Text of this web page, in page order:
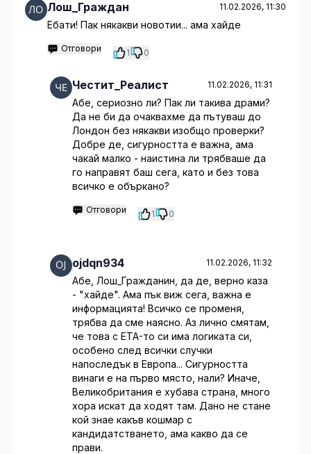
Лош_Граждан 11.02.2026, 11:30
Ебати! Пак някакви новотии... ама хайде
Отговори 1 0
Честит_Реалист 11.02.2026, 11:31
Абе, сериозно ли? Пак ли такива драми?
Да не би да очаквахме да пътуваш до
Лондон без някакви изобщо проверки?
Добре де, сигурността е важна, ама
чакай малко - наистина ли трябваше да
го направят баш сега, като и без това
всичко е объркано?
Отговори 1 0
ojdqn934 11.02.2026, 11:32
Абе, Лош_Гражданин, да де, верно каза
- "хайде". Ама пък виж сега, важна е
информацията! Всичко се променя,
трябва да сме наясно. Аз лично смятам,
че това с ETA-то си има логиката си,
особено след всички случки
напоследък в Европа... Сигурността
винаги е на първо място, нали? Иначе,
Великобритания е хубава страна, много
хора искат да ходят там. Дано не стане
кой знае какъв кошмар с
кандидатстването, ама какво да се
прави.